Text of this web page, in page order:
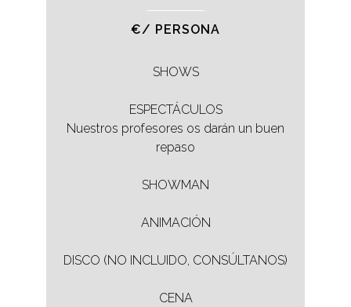
€/ PERSONA
SHOWS
ESPECTÁCULOS
Nuestros profesores os darán un buen
repaso
SHOWMAN
ANIMACIÓN
DISCO (NO INCLUIDO, CONSÚLTANOS)
CENA